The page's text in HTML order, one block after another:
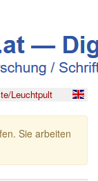
Leuchtpult
Sie arbeiten